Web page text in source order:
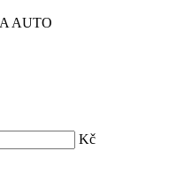
AUTO
Kč